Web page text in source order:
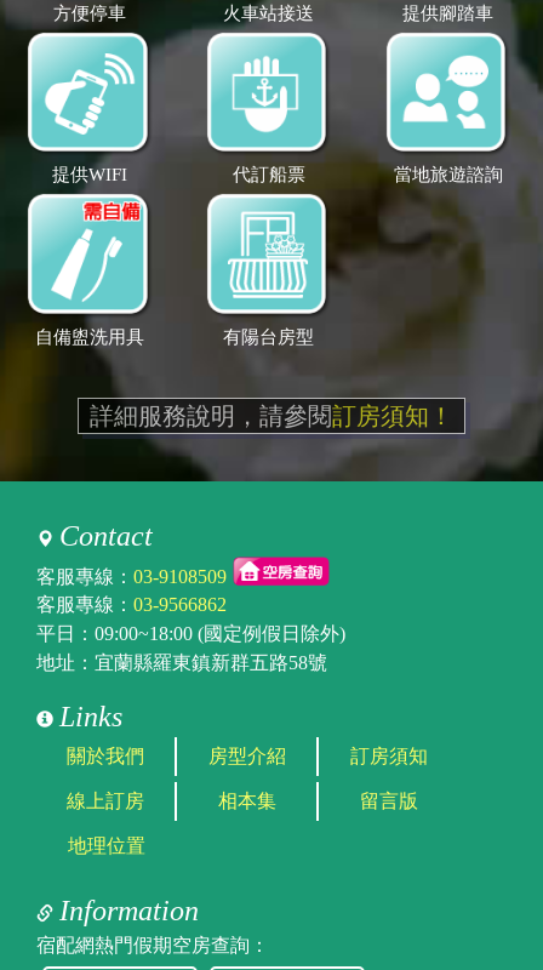
方便停車 火車站接送 提供腳踏車
提供WIFI 代訂船票 當地旅遊諮詢
自備盥洗用具 有陽台房型
詳細服務說明，請參閱訂房須知！
Contact
客服專線： 03-9108509
客服專線： 03-9566862
平日：09:00~18:00 (國定例假日除外)
地址：宜蘭縣羅東鎮新群五路58號
Links
關於我們 房型介紹 訂房須知
線上訂房 相本集 留言版
地理位置
Information
宿配網熱門假期空房查詢：